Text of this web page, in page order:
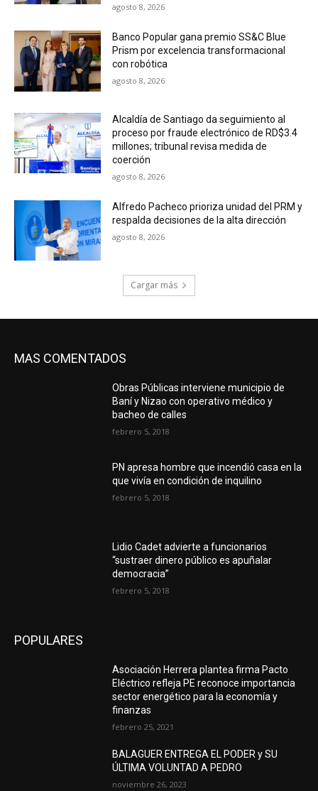
agosto 8, 2026
Banco Popular gana premio SS&C Blue
Prism por excelencia transformacional
con robótica
agosto 8, 2026
Alcaldía de Santiago da seguimiento al
proceso por fraude electrónico de RD$3.4
millones; tribunal revisa medida de
coerción
agosto 8, 2026
Alfredo Pacheco prioriza unidad del PRM y
respalda decisiones de la alta dirección
agosto 8, 2026
Cargar más
MAS COMENTADOS
Obras Públicas interviene municipio de
Baní y Nizao con operativo médico y
bacheo de calles
febrero 5, 2018
PN apresa hombre que incendió casa en la
que vivía en condición de inquilino
febrero 5, 2018
Lidio Cadet advierte a funcionarios
“sustraer dinero público es apuñalar
democracia”
febrero 5, 2018
POPULARES
Asociación Herrera plantea firma Pacto
Eléctrico refleja PE reconoce importancia
sector energético para la economía y
finanzas
febrero 25, 2021
BALAGUER ENTREGA EL PODER y SU
ÚLTIMA VOLUNTAD A PEDRO
noviembre 26, 2023